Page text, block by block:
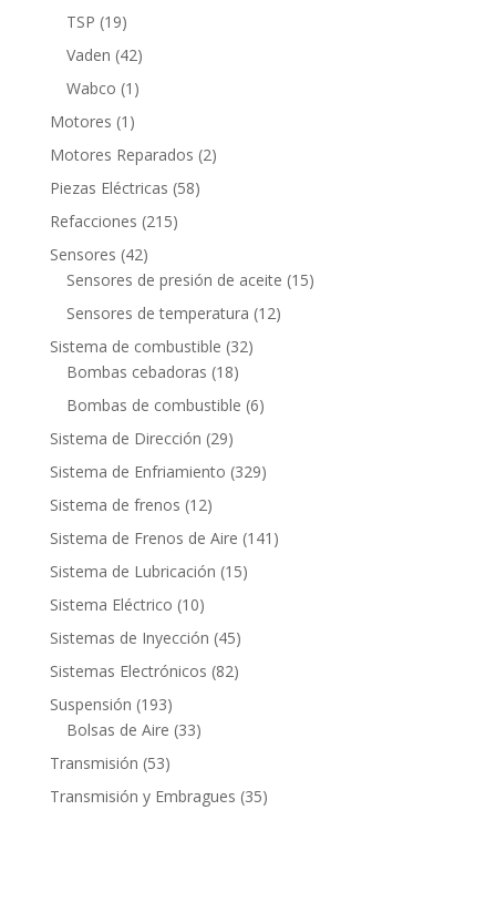
TSP 1919
productos
Vaden 4242
productos
Wabco 1 1
producto
Motores 1 1
producto
Motores Reparados 22
Piezas Eléctricas 5858
Refacciones 215215
Sensores 4242
productos
Sensores de presión de aceite 1515
Sensores de temperatura 1212
Sistema de combustible 3232
Bombas cebadoras 1818
productos
Bombas de combustible 66
Sistema de Dirección 2929
productos
Sistema de Enfriamiento 329329
Sistema de frenos 1212
productos
Sistema de Frenos de Aire 141 141
Sistema de Lubricación 1515
Sistema Eléctrico 1010
productos
Sistemas de Inyección 4545
productos
Sistemas Electrónicos 8282
Suspensión 193193
productos
Bolsas de Aire 3333
Transmisión 5353
productos
Transmisión y Embragues 3535